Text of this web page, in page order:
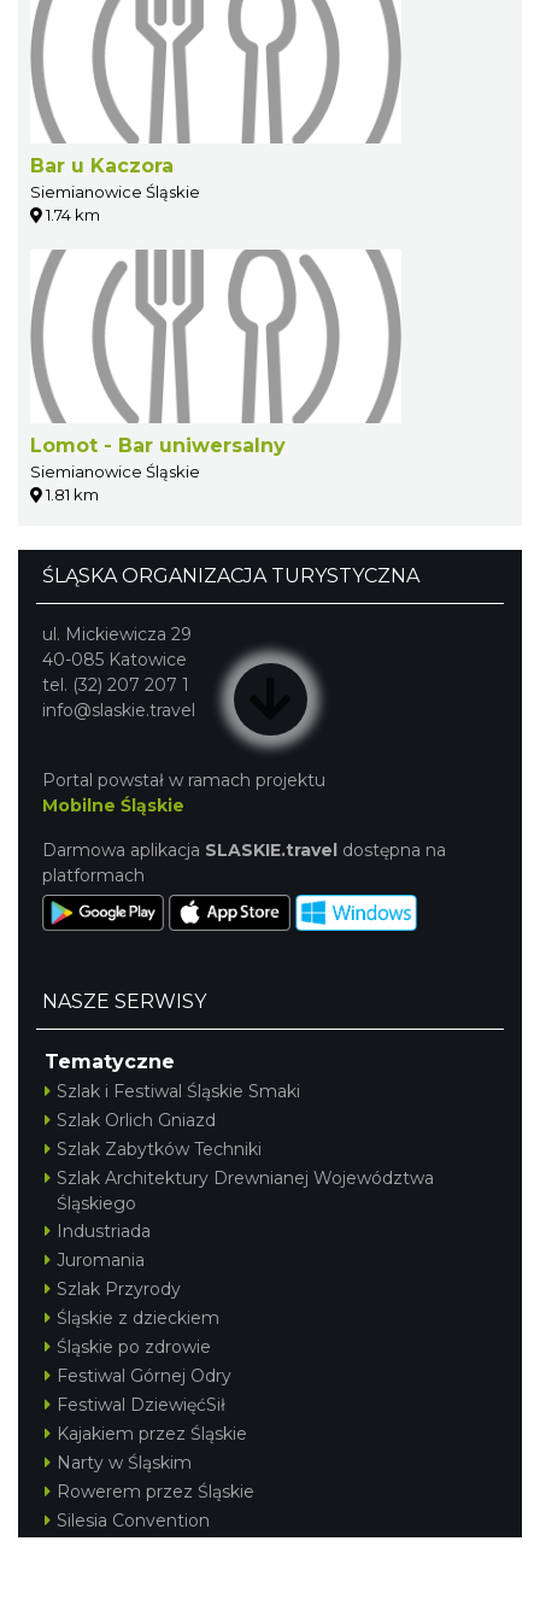
Bar u Kaczora
Siemianowice Śląskie
1.74 km
Lomot - Bar uniwersalny
Siemianowice Śląskie
1.81 km
ŚLĄSKA ORGANIZACJA TURYSTYCZNA
ul. Mickiewicza 29
40-085 Katowice
tel. (32) 207 207 1
info@slaskie.travel
Portal powstał w ramach projektu
Mobilne Śląskie
Darmowa aplikacja SLASKIE.travel dostępna na
platformach
NASZE SERWISY
Tematyczne
Szlak i Festiwal Śląskie Smaki
Szlak Orlich Gniazd
Szlak Zabytków Techniki
Szlak Architektury Drewnianej Województwa
Śląskiego
Industriada
Juromania
Szlak Przyrody
Śląskie z dzieckiem
Śląskie po zdrowie
Festiwal Górnej Odry
Festiwal DziewięćSił
Kajakiem przez Śląskie
Narty w Śląskim
Rowerem przez Śląskie
Silesia Convention